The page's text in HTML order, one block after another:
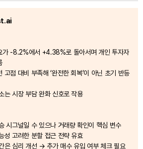
가 -8.2%에서 +4.38%로 돌아서며 개인 투자자
고점 대비 부족해 ‘완전한 회복’이 아닌 초기 반등
는 시장 부담 완화 신호로 작용
시그널일 수 있으나 거래량 확인이 핵심 변수
성 고려한 분할 접근 전략 유효
은 심리 개선 → 추가 매수 유입 여부 체크 필요